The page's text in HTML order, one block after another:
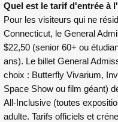
Quel est le tarif d'entrée à
Pour les visiteurs qui ne
Connecticut, le General
$22,50 (senior 60+ ou
ans). Le billet General
choix : Butterfly Vivarium,
Space Show ou film géant)
All-Inclusive (toutes
adulte. Tarifs officiels et